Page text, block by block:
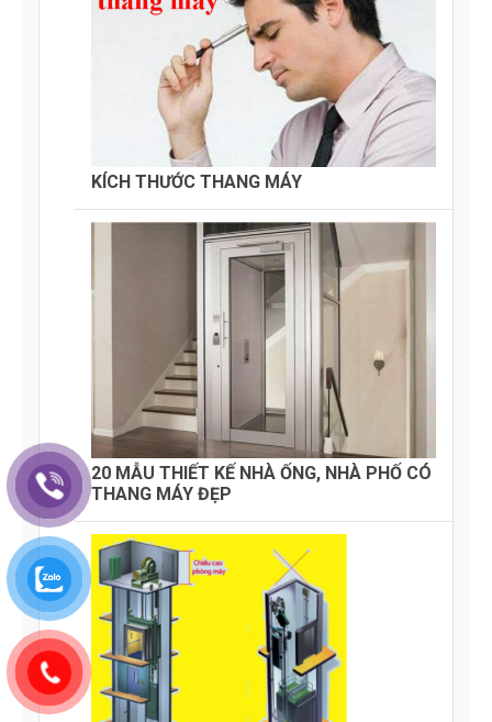
KÍCH THƯỚC THANG MÁY
20 MẪU THIẾT KẾ NHÀ ỐNG, NHÀ PHỐ CÓ
THANG MÁY ĐẸP